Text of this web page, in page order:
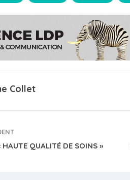
Collet
HAUTE QUALITÉ DE SOINS »